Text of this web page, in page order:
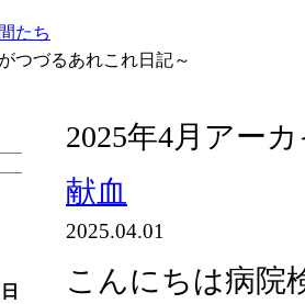
たち
つづるあれこれ日記～
2025年4月アー
献血
2025.04.01
こんにちは病院
日